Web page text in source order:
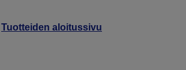
Tuotteiden aloitussivu